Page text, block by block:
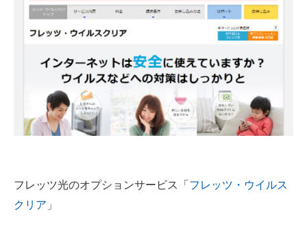
経営リーダーのコミュニティ
マーケ×ITの今がよく分かる
IT製品の技術・比較・事例
フレッツ光のオプションサービス「 フレッツ・ウイルス
クリア 」